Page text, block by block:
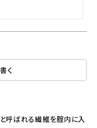
く
と呼ばれる繊維を腟内に入